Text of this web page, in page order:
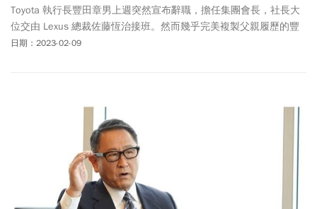
Toyota 執行長豐田章男上週突然宣布辭職，擔任集團會長，社長大
位交由 Lexus 總裁佐藤恆治接班。然而幾乎完美複製父親履歷的豐
田大輔毫無消息，難道這「富四代」無心接班 Toyota 家族事業嗎？
日期：2023-02-09